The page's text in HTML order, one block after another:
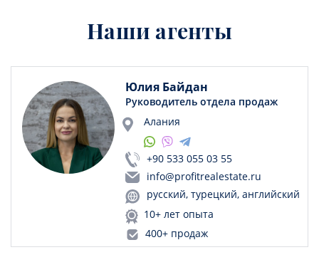
Наши агенты
Юлия Байдан
Руководитель отдела продаж
Алания
+90 533 055 03 55
info@profitrealestate.ru
русский, турецкий, английский
10+ лет опыта
400+ продаж